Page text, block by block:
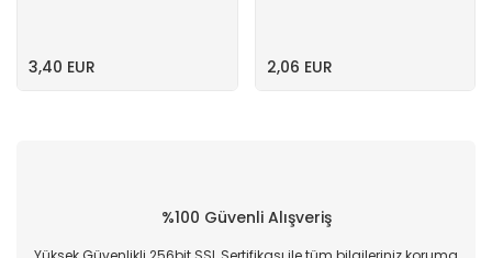
3,40 EUR 2,06 EUR
%100 Güvenli Alışveriş